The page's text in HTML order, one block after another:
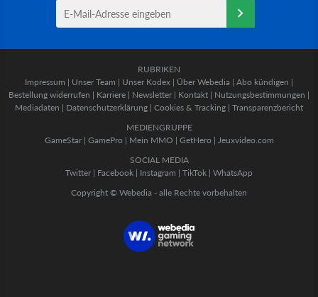
RUBRIKEN
Impressum | Unser Team | Unser Kodex | Über Webedia | Abo kündigen |
Bestellung widerrufen | Karriere | Newsletter | Kontakt | Nutzungsbestimmungen |
Mediadaten | Datenschutzerklärung | Cookies & Tracking | Transparenzbericht
MEDIENGRUPPE
GameStar| GamePro | Mein MMO | GetHero | Jeuxvideo.com
SOCIAL MEDIA
Twitter | Facebook | Instagram | TikTok | WhatsApp
Copyright © Webedia - alle Rechte vorbehalten